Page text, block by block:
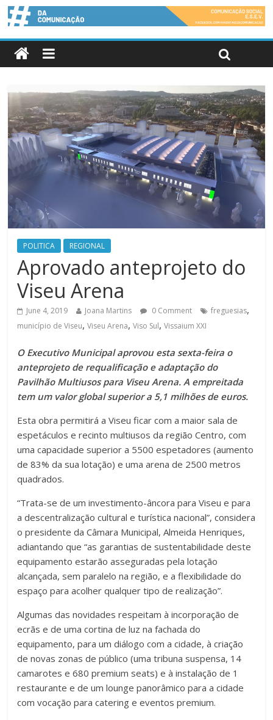
POLITICA REGIONAL
Aprovado anteprojeto do
Viseu Arena
June 4, 2019 Joana Martins 0 Comment freguesias,
município de Viseu,Viseu Arena,Viso Sul,Vissaium XXI
O Executivo Municipal aprovou esta sexta-feira o
anteprojeto de requalificação e adaptação do
Pavilhão Multiusos para Viseu Arena. A empreitada
tem um valor global superior a 5,1 milhões de euros.
Esta obra permitirá a Viseu ficar com a maior sala de
espetáculos e recinto multiusos da região Centro, com
uma capacidade superior a 5500 espetadores (aumento
de 83% da sua lotação) e uma arena de 2500 metros
quadrados.
“Trata-se de um investimento-âncora para Viseu e para
a descentralização cultural e turística nacional”, considera
o presidente da Câmara Municipal, Almeida Henriques,
adiantando que “as garantias de sustentabilidade deste
equipamento estarão asseguradas pela lotação
alcançada, sem paralelo na região, e a flexibilidade do
espaço para acolher qualquer tipo de realização”.
Algumas das novidades respeitam à incorporação de
ecrãs e de uma cortina de luz na fachada do
equipamento, para um diálogo com a cidade, à criação
de novas zonas de público (uma tribuna suspensa, 14
camarotes e 680 premium seats) e à instalação de 1
restaurante e de um lounge panorâmico para a cidade
com vocação para catering e eventos premium.